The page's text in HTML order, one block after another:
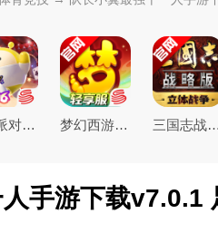
蛋仔派对手游(元气零食季)下载官方正版 梦幻西游手游下载2026最新版 三国志战略版2026官方最新版
手游下载v7.0.1